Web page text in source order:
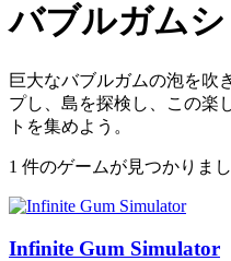
バブルガム
巨大なバブルガムの泡を吹
プし、島を探検し、この楽
トを集めよう。
1 件のゲームが見つかりま
Infinite Gum Simulator